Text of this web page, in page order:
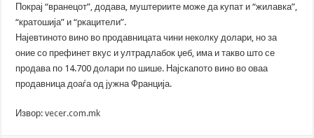
Покрај “вранецот”, додава, муштериите може да купат и “жилавка”,
“кратошија” и “ркацители”.
Најевтиното вино во продавницата чини неколку долари, но за
оние со префинет вкус и ултрадлабок џеб, има и такво што се
продава по 14.700 долари по шише. Најскапото вино во оваа
продавница доаѓа од јужна Франција.
Извор:vecer.com.mk